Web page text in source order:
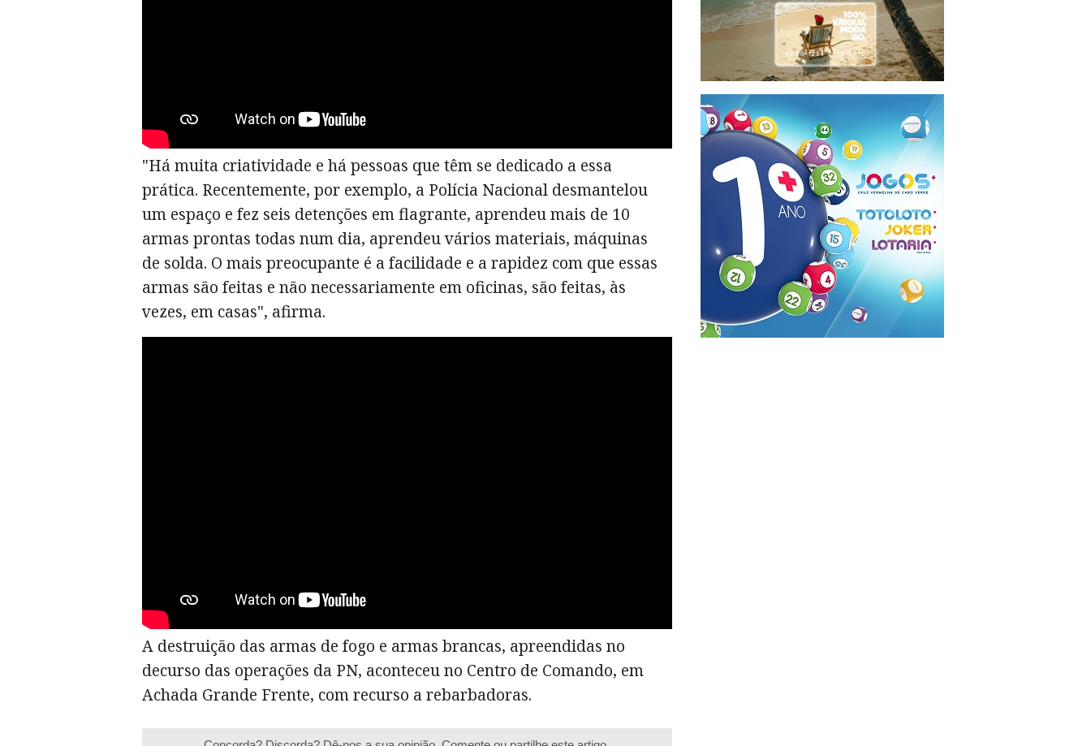
"Há muita criatividade e há pessoas que têm se dedicado a essa
prática. Recentemente, por exemplo, a Polícia Nacional desmantelou
um espaço e fez seis detenções em flagrante, aprendeu mais de 10
armas prontas todas num dia, aprendeu vários materiais, máquinas
de solda. O mais preocupante é a facilidade e a rapidez com que essas
armas são feitas e não necessariamente em oficinas, são feitas, às
vezes, em casas", afirma.
A destruição das armas de fogo e armas brancas, apreendidas no
decurso das operações da PN, aconteceu no Centro de Comando, em
Achada Grande Frente, com recurso a rebarbadoras.